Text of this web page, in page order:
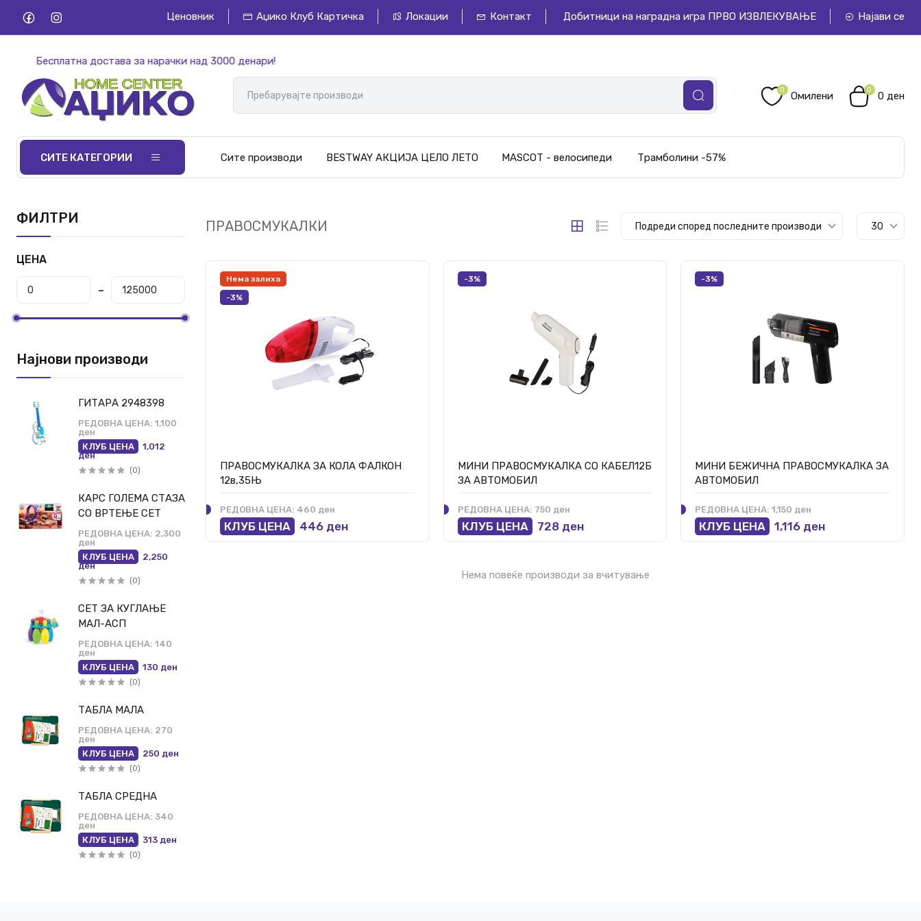
Ценовник Аџико Клуб Картичка Локации Контакт Добитници на наградна игра ПРВО ИЗВЛЕКУВАЊЕ Најави се
Бесплатна достава за нарачки над 3000 денари!
0
Омилени
0
0 ден
СИТЕ КАТЕГОРИИ Сите производи BESTWAY АКЦИЈА ЦЕЛО ЛЕТО MASCOT - велосипеди Трамболини -57%
ФИЛТРИ
ЦЕНА
Најнови производи
ГИТАРА 2948398
РЕДОВНА ЦЕНА: 1,100
ден
КЛУБ ЦЕНА
1,012
ден
(0)
КАРС ГОЛЕМА СТАЗА
СО ВРТЕЊЕ СЕТ
РЕДОВНА ЦЕНА: 2,300
ден
КЛУБ ЦЕНА
2,250
ден
(0)
СЕТ ЗА КУГЛАЊЕ
МАЛ-АСП
РЕДОВНА ЦЕНА: 140
ден
КЛУБ ЦЕНА
130 ден
(0)
ТАБЛА МАЛА
РЕДОВНА ЦЕНА: 270
ден
КЛУБ ЦЕНА
250 ден
(0)
ТАБЛА СРЕДНА
РЕДОВНА ЦЕНА: 340
ден
КЛУБ ЦЕНА
313 ден
(0)
ПРАВОСМУКАЛКИ Подреди според последните производи 30
Нема залиха
-3%
ПРАВОСМУКАЛКА ЗА КОЛА ФАЛКОН
12в,35Њ
РЕДОВНА ЦЕНА: 460 ден
КЛУБ ЦЕНА 446 ден
-3%
МИНИ ПРАВОСМУКАЛКА СО КАБЕЛ12Б
ЗА АВТОМОБИЛ
РЕДОВНА ЦЕНА: 750 ден
КЛУБ ЦЕНА 728 ден
-3%
МИНИ БЕЖИЧНА ПРАВОСМУКАЛКА ЗА
АВТОМОБИЛ
РЕДОВНА ЦЕНА: 1,150 ден
КЛУБ ЦЕНА 1,116 ден
Нема повеќе производи за вчитување